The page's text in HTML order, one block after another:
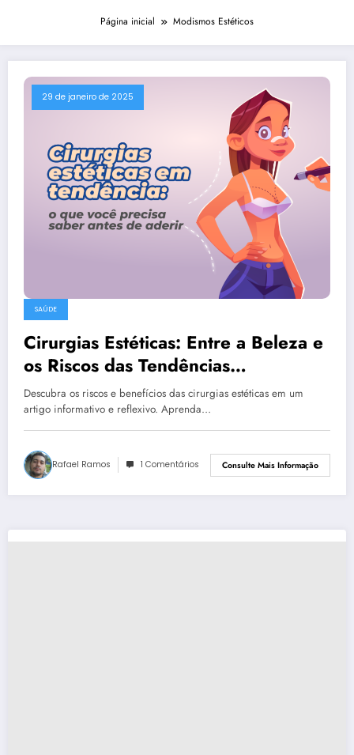
Página inicial Modismos Estéticos
29 de janeiro de 2025
SAÚDE
Cirurgias Estéticas: Entre a Beleza e
os Riscos das Tendências
Passageiras
Descubra os riscos e benefícios das cirurgias estéticas em um
artigo informativo e reflexivo. Aprenda…
Rafael Ramos 1 Comentários Consulte Mais Informação